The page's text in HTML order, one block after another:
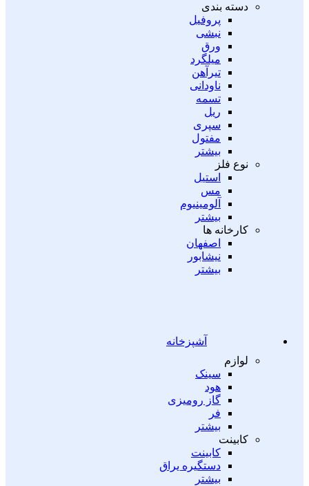
دسته بندی
پروفیل
نبشی
ورق
میلگرد
تیرآهن
ناودانی
تسمه
ریل
سپری
مفتول
بیشتر
نوع فلز
استیل
مس
آلومینیوم
بیشتر
کارخانه ها
اصفهان
نیشابور
بیشتر
آشپزخانه
لوازم
سینک
هود
گاز رومیزی
فر
بیشتر
کابینت
کابینت
دستگیره یراق
بیشتر